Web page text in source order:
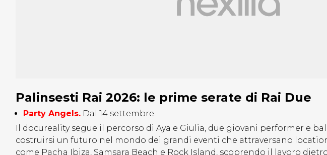
Palinsesti Rai 2026: le prime serate di Rai Due
Party Angels. Dal 14 settembre.
Il docureality segue il percorso di Aya e Giulia, due giovani performer e
costruirsi un futuro nel mondo dei grandi eventi che attraversano
come Pacha Ibiza, Samsara Beach e Rock Island, scoprendo il lavoro